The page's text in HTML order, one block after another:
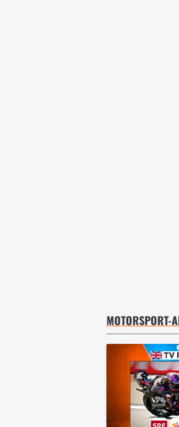
MOTORSPORT-